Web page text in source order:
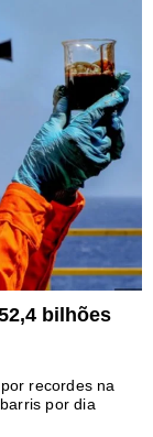
bilhões
recordes na
por dia